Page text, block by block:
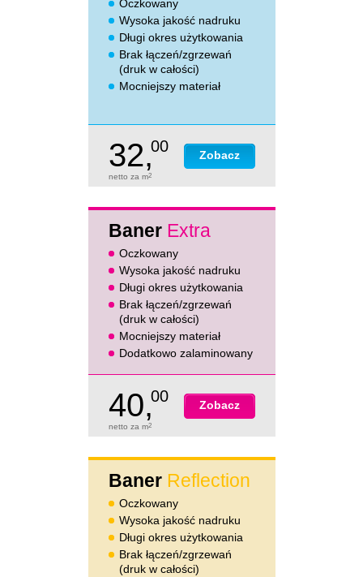
Oczkowany
Wysoka jakość nadruku
Długi okres użytkowania
Brak łączeń/zgrzewań
(druk w całości)
Mocniejszy materiał
Zobacz
32,00
netto za m2
Baner Extra
Oczkowany
Wysoka jakość nadruku
Długi okres użytkowania
Brak łączeń/zgrzewań
(druk w całości)
Mocniejszy materiał
Dodatkowo zalaminowany
Zobacz
40,00
netto za m2
Baner Reflection
Oczkowany
Wysoka jakość nadruku
Długi okres użytkowania
Brak łączeń/zgrzewań
(druk w całości)